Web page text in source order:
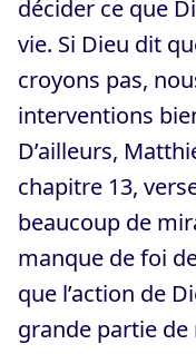
décider ce que
vie. Si Dieu dit
croyons pas,
interventions
D’ailleurs,
chapitre 13,
beaucoup de
manque de foi
que l’action de
grande partie de